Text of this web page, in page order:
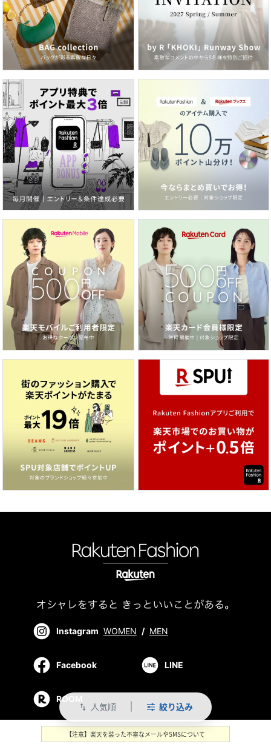
swap_vert 人気順 絞り込み
Instagram WOMEN / MEN
Facebook LINE
ROOM
【注意】楽天を装った不審なメールやSMSについて